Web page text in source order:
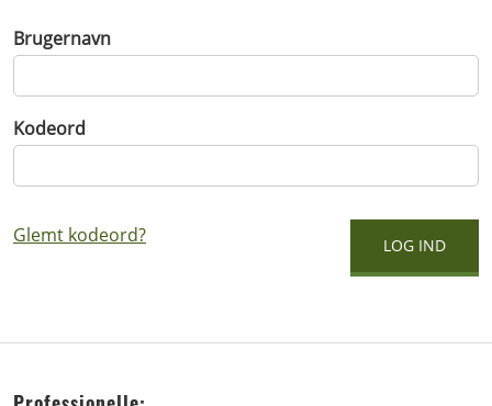
Brugernavn
Kodeord
Glemt kodeord?